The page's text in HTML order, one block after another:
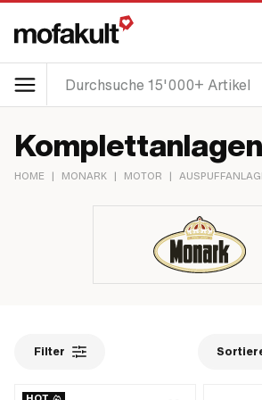
Komplettanlagen
HOME | MONARK | MOTOR |
Filter